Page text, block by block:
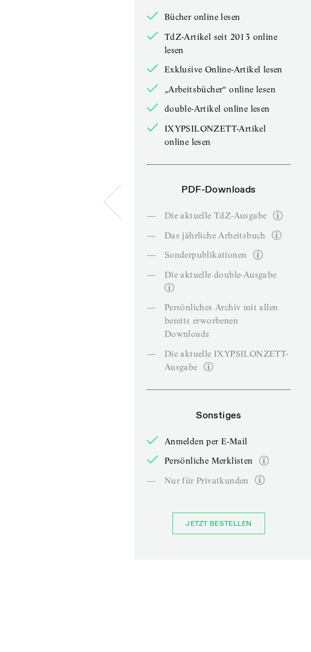
Bücher online lesen
TdZ-Artikel seit 2013 online
lesen
Exklusive Online-Artikel lesen
„Arbeitsbücher“ online lesen
double-Artikel online lesen
IXYPSILONZETT-Artikel
online lesen
PDF-Downloads
—
Die aktuelle TdZ-Ausgabe
—
Das jährliche Arbeitsbuch
—
Sonderpublikationen
—
Die aktuelle double-Ausgabe
—
Persönliches Archiv mit allen
bereits erworbenen
Downloads
—
Die aktuelle IXYPSILONZETT-
Ausgabe
Sonstiges
Anmelden per E-Mail
Persönliche Merklisten
—
Nur für Privatkunden
JETZT BESTELLEN